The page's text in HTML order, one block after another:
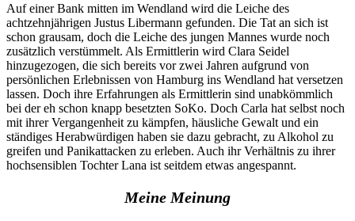
Auf einer Bank mitten im Wendland wird die Leiche des
achtzehnjährigen Justus Libermann gefunden. Die Tat an sich ist
schon grausam, doch die Leiche des jungen Mannes wurde noch
zusätzlich verstümmelt. Als Ermittlerin wird Clara Seidel
hinzugezogen, die sich bereits vor zwei Jahren aufgrund von
persönlichen Erlebnissen von Hamburg ins Wendland hat versetzen
lassen. Doch ihre Erfahrungen als Ermittlerin sind unabkömmlich
bei der eh schon knapp besetzten SoKo. Doch Carla hat selbst noch
mit ihrer Vergangenheit zu kämpfen, häusliche Gewalt und ein
ständiges Herabwürdigen haben sie dazu gebracht, zu Alkohol zu
greifen und Panikattacken zu erleben. Auch ihr Verhältnis zu ihrer
hochsensiblen Tochter Lana ist seitdem etwas angespannt.
Meine Meinung